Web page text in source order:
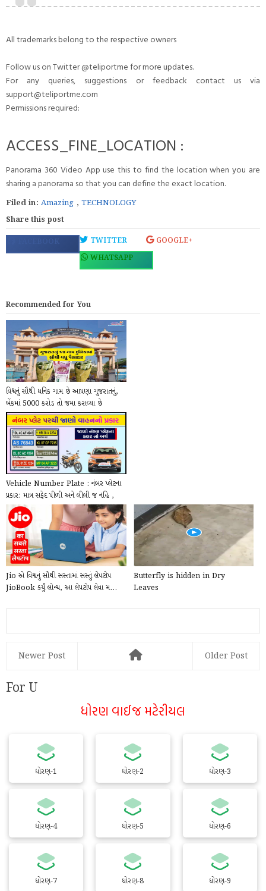
All trademarks belong to the respective owners
Follow us on Twitter @teliportme for more updates.
For any queries, suggestions or feedback contact us via
support@teliportme.com
Permissions required:
ACCESS_FINE_LOCATION :
Panorama 360 Video App use this to find the location when you are
sharing a panorama so that you can define the exact location.
Filed in: Amazing , TECHNOLOGY
Share this post
FACEBOOK TWITTER
GOOGLE+
WHATSAPP
Recommended for You
વિશ્વનું સૌથી ધનિક ગામ છે આપણા ગુજરાતનું,
બેંકમાં 5000 કરોડ તો જમા કરાવ્યા છે
Vehicle Number Plate : નંબર પ્લેટના
પ્રકાર: માત્ર સફેદ પીળી અને લીલી જ નહિ ,
સાત...
Jio એ વિશ્વનું સૌથી સસ્તામાં સસ્તું લેપટોપ
JioBook કર્યું લોન્ચ, આ લેપટોપ લેવા મ...
Butterfly is hidden in Dry
Leaves
Newer Post Older Post
For U
ધોરણ વાઈજ મટેરીયલ
ધોરણ-1 ધોરણ-2 ધોરણ-3
ધોરણ-4 ધોરણ-5 ધોરણ-6
ધોરણ-7 ધોરણ-8 ધોરણ-9